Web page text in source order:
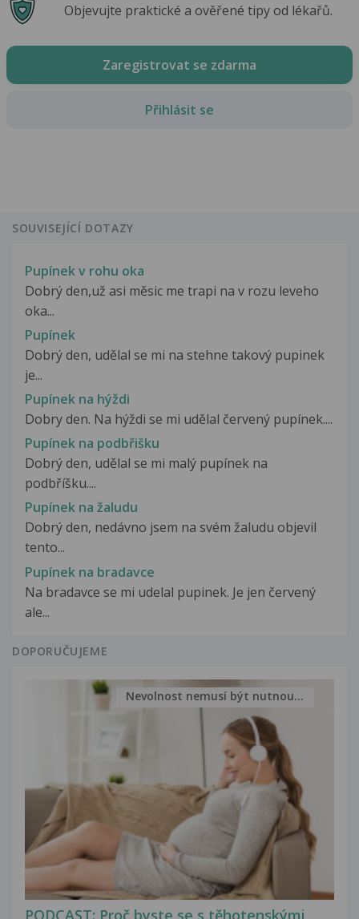
Objevujte praktické a ověřené tipy od lékařů.
Zaregistrovat se zdarma
Přihlásit se
SOUVISEJÍCÍ DOTAZY
Pupínek v rohu oka
Dobrý den,už asi měsic me trapi na v rozu leveho
oka...
Pupínek
Dobrý den, udělal se mi na stehne takový pupinek
je...
Pupínek na hýždi
Dobry den. Na hýždi se mi udělal červený pupínek....
Pupínek na podbřišku
Dobrý den, udělal se mi malý pupínek na
podbříšku....
Pupínek na žaludu
Dobrý den, nedávno jsem na svém žaludu objevil
tento...
Pupínek na bradavce
Na bradavce se mi udelal pupinek. Je jen červený
ale...
DOPORUČUJEME
Nevolnost nemusí být nutnou...